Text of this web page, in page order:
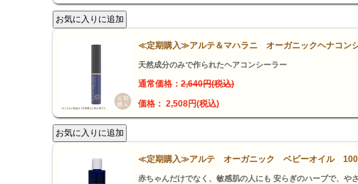
≪定期購入≫アルテ＆マハラニ オーガニックヘナコ
天然成分のみで作られたヘアコンシーラー
通常価格：2,640円(税込)
価格： 2,508円(税込)
≪定期購入≫アルテ オーガニック ベビーオイル
赤ちゃんだけでなく、敏感肌の人にも 安らぎのハーブで、や